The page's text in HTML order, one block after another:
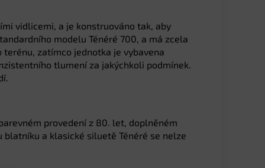
vidlicemi, a je konstruováno tak, aby
modelu Ténéré 700, a má zcela
zatímco jednotka je vybavena
tlumení za jakýchkoli podmínek.
provedení z 80. let, doplněném
a klasické siluetě Ténéré se nelze